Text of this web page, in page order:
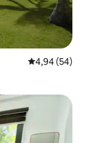
Priemerné
4,94 (54)